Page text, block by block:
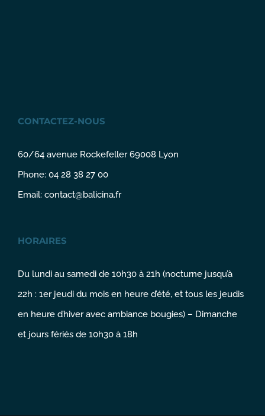
CONTACTEZ-NOUS
60/64 avenue Rockefeller 69008 Lyon
Phone: 04 28 38 27 00
Email: contact@balicina.fr
HORAIRES
Du lundi au samedi de 10h30 à 21h (nocturne jusqu’à
22h : 1er jeudi du mois en heure d’été, et tous les jeudis
en heure d’hiver avec ambiance bougies) – Dimanche
et jours fériés de 10h30 à 18h